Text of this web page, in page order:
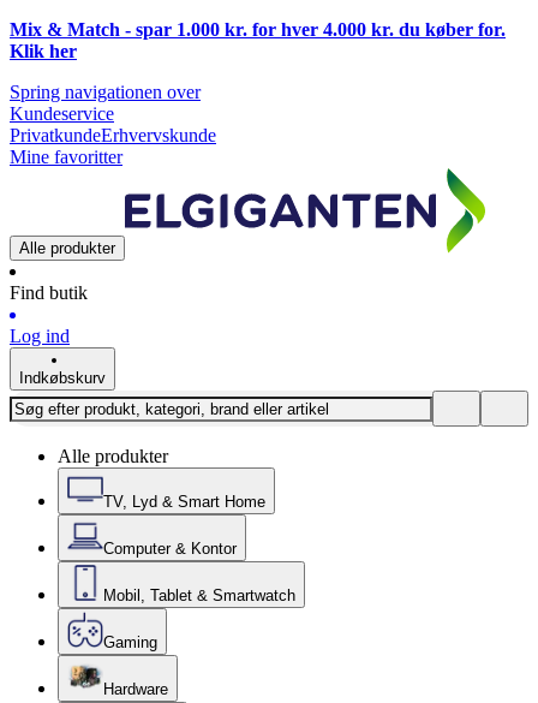
Mix & Match - spar 1.000 kr. for hver 4.000 kr. du køber for.
Klik her
Spring navigationen over
Kundeservice
PrivatkundeErhvervskunde
Mine favoritter
Alle produkter
Find butik
Log ind
Indkøbskurv
Alle produkter
TV, Lyd & Smart Home
Computer & Kontor
Mobil, Tablet & Smartwatch
Gaming
Hardware